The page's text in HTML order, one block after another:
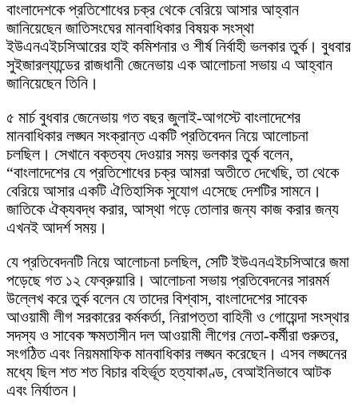
বাংলাদেশকে প্রতিশোধের চক্র থেকে বেরিয়ে আসার আহ্বান
জানিয়েছেন জাতিসংঘের মানবাধিকার বিষয়ক সংস্থা
ইউএনএইচসিআরের হাই কমিশনার ও শীর্ষ নির্বাহী ভলকার তুর্ক। বুধবার
সুইজারল্যান্ডের রাজধানী জেনেভায় এক আলোচনা সভায় এ আহ্বান
জানিয়েছেন তিনি।
৫ মার্চ বুধবার জেনেভায় গত বছর জুলাই-আগস্টে বাংলাদেশের
মানবাধিকার লঙ্ঘন সংক্রান্ত একটি প্রতিবেদন নিয়ে আলোচনা
চলছিল। সেখানে বক্তব্য দেওয়ার সময় ভলকার তুর্ক বলেন,
“বাংলাদেশের যে প্রতিশোধের চক্র আমরা অতীতে দেখেছি, তা থেকে
বেরিয়ে আসার একটি ঐতিহাসিক সুযোগ এসেছে দেশটির সামনে।
জাতিকে ঐক্যবদ্ধ করার, আস্থা গড়ে তোলার জন্য কাজ করার জন্য
এখনই আদর্শ সময়।
যে প্রতিবেদনটি নিয়ে আলোচনা চলছিল, সেটি ইউএনএইচসিআরে জমা
পড়েছে গত ১২ ফেব্রুয়ারি। আলোচনা সভায় প্রতিবেদনের সারমর্ম
উল্লেখ করে তুর্ক বলেন যে তাদের বিশ্বাস, বাংলাদেশের সাবেক
আওয়ামী লীগ সরকারের কর্মকর্তা, নিরাপত্তা বাহিনী ও গোয়েন্দা সংস্থার
সদস্য ও সাবেক ক্ষমতাসীন দল আওয়ামী লীগের নেতা-কর্মীরা গুরুতর,
সংগঠিত এবং নিয়মমাফিক মানবাধিকার লঙ্ঘন করেছেন। এসব লঙ্ঘনের
মধ্যে ছিল শত শত বিচার বহির্ভূত হত্যাকাণ্ড, বেআইনিভাবে আটক
এবং নির্যাতন।